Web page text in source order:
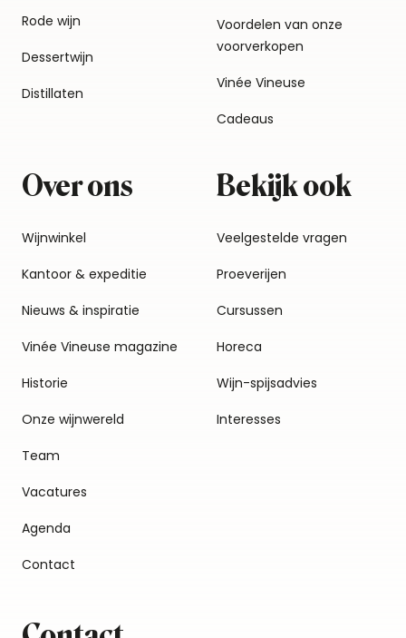
Rode wijn
Dessertwijn
Distillaten
Voordelen van onze
voorverkopen
Vinée Vineuse
Cadeaus
Over ons
Wijnwinkel
Kantoor & expeditie
Nieuws & inspiratie
Vinée Vineuse magazine
Historie
Onze wijnwereld
Team
Vacatures
Agenda
Contact
Bekijk ook
Veelgestelde vragen
Proeverijen
Cursussen
Horeca
Wijn-spijsadvies
Interesses